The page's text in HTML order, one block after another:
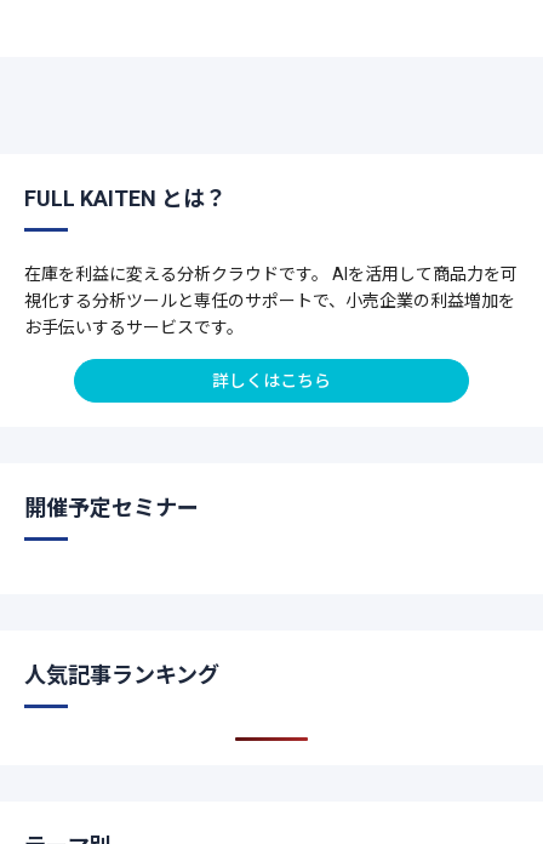
FULL KAITEN とは？
在庫を利益に変える分析クラウドです。 AIを活用して商品力を可
視化する分析ツールと専任のサポートで、小売企業の利益増加を
お手伝いするサービスです。
詳しくはこちら
開催予定セミナー
人気記事ランキング